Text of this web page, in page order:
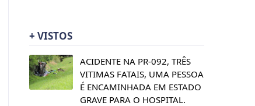
+ VISTOS
ACIDENTE NA PR-092, TRÊS
VITIMAS FATAIS, UMA PESSOA
É ENCAMINHADA EM ESTADO
GRAVE PARA O HOSPITAL.